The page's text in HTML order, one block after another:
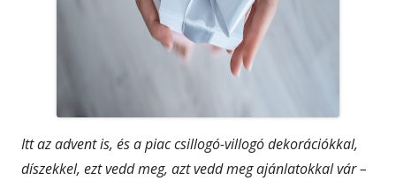
Itt az advent is, és a piac csillogó-villogó dekorációkkal,
díszekkel, ezt vedd meg, azt vedd meg ajánlatokkal vár –